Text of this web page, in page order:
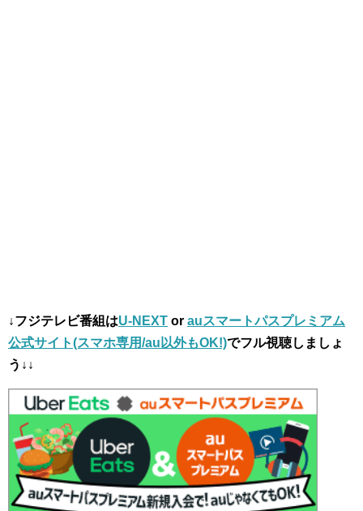
↓フジテレビ番組はU-NEXT or auスマートパスプレミアム
公式サイト(スマホ専用/au以外もOK!)でフル視聴しましょ
う↓↓